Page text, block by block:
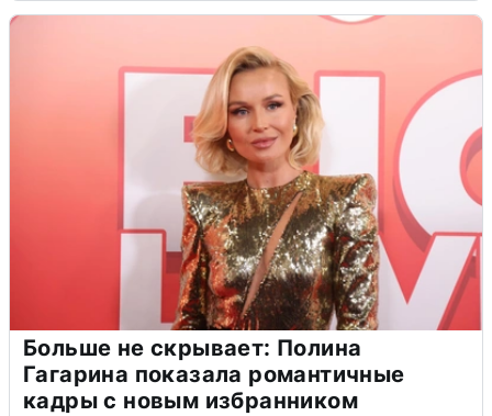
Больше не скрывает: Полина
Гагарина показала романтичные
кадры с новым избранником